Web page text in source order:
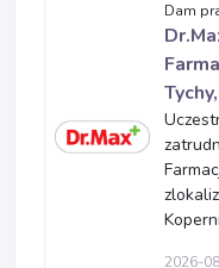
Dam
2026-